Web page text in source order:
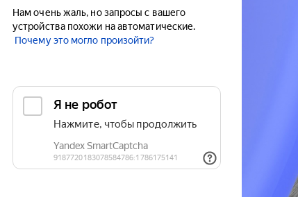
Нам очень жаль, но запросы с вашего
устройства похожи на автоматические.
Почему это могло произойти?